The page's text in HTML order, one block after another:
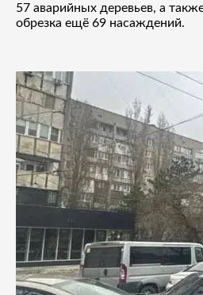
57 аварийных деревьев, а
обрезка ещё 69 насаждений.